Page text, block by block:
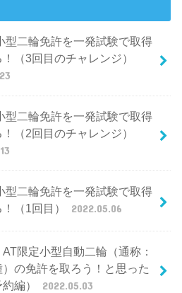
型二輪免許を一発試験で取得
（3回目のチャレンジ）
型二輪免許を一発試験で取得
（2回目のチャレンジ）
型二輪免許を一発試験で取得
（1回目）
2022.05.06
限定小型自動二輪（通称：
）の免許を取ろう！と思った
編）
2022.05.03